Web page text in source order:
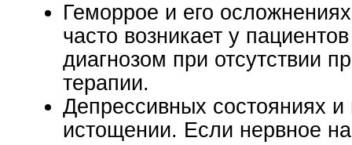
Геморрое и его
часто возникает у
диагнозом при отсутствии
терапии.
Депрессивных состояниях
истощении. Если нервное